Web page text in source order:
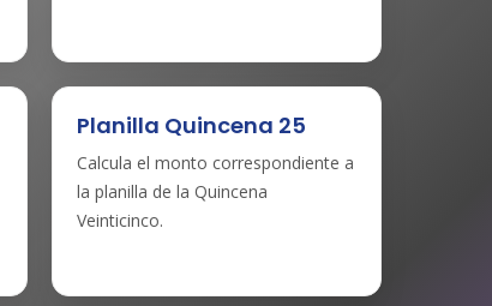
Planilla Quincena 25
Calcula el monto correspondiente a
la planilla de la Quincena
Veinticinco.